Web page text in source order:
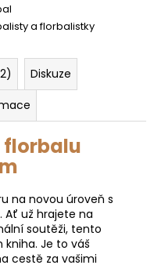
a florbalistky
Diskuze
florbalu
na novou úroveň s
Ať už hrajete na
soutěži, tento
Je to váš
cestě za vašimi